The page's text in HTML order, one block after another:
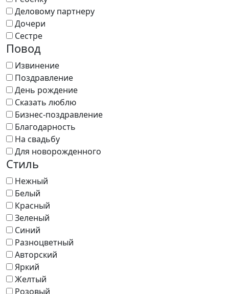
Деловому партнеру
Дочери
Сестре
Повод
Извинение
Поздравление
День рождение
Сказать люблю
Бизнес-поздравление
Благодарность
На свадьбу
Для новорожденного
Стиль
Нежный
Белый
Красный
Зеленый
Синий
Разноцветный
Авторский
Яркий
Желтый
Розовый